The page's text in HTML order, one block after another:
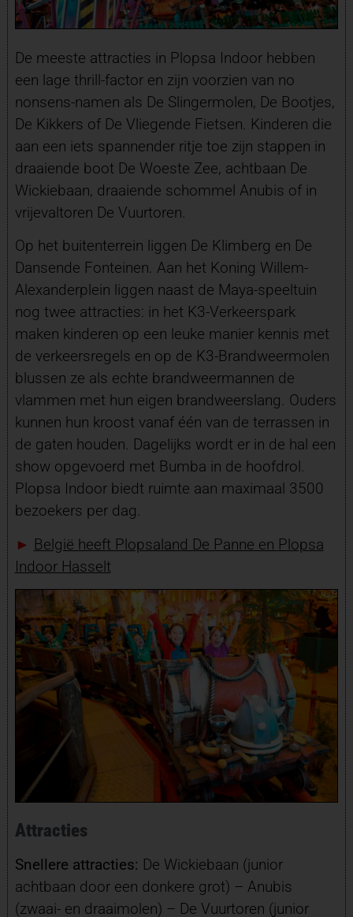
De meeste attracties in Plopsa Indoor hebben
een lage thrill-factor en zijn voorzien van no
nonsens-namen als De Slingermolen, De Bootjes,
De Kikkers of De Vliegende Fietsen. Kinderen die
aan een iets spannender ritje toe zijn stappen in
draaiende boot De Woeste Zee, achtbaan De
Wickiebaan, draaiende schommel Anubis of in
vrijevaltoren De Vuurtoren.
Op het buitenterrein liggen De Klimberg en De
Dansende Fonteinen. Aan het Koning Willem-
Alexanderplein liggen naast de Maya-speeltuin
nog twee attracties: in het K3-Verkeerspark
maken kinderen op een leuke manier kennis met
de verkeersregels en op de K3-Brandweermolen
blussen ze als echte brandweermannen de
vlammen met hun eigen brandweerslang. Ouders
kunnen hun kroost vanaf één van de terrassen in
de gaten houden. Dagelijks wordt er in de hal een
show opgevoerd met Bumba in de hoofdrol.
Plopsa Indoor biedt ruimte aan maximaal 3500
bezoekers per dag.
► België heeft Plopsaland De Panne en Plopsa
Indoor Hasselt
Attracties
Snellere attracties: De Wickiebaan (junior
achtbaan door een donkere grot) – Anubis
(zwaai- en draaimolen) – De Vuurtoren (junior